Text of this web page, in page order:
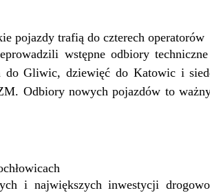
pojazdy trafią do czterech operatorów
wstępne odbiory
do Gliwic, dziewięć do Katowic i
Odbiory nowych pojazdów to
i największych inwestycji